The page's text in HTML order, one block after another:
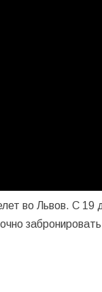
во Львов. С 19